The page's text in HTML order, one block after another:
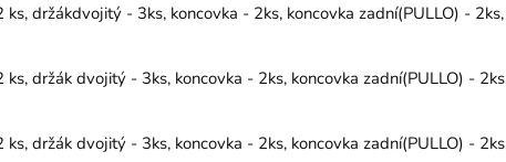
držákdvojitý - 3ks, koncovka - 2ks, koncovka zadní(PULLO) -
držák dvojitý - 3ks, koncovka - 2ks, koncovka zadní(PULLO) -
držák dvojitý - 3ks, koncovka - 2ks, koncovka zadní(PULLO) -